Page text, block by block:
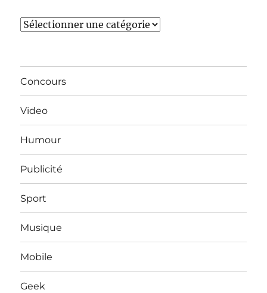
Catégories
Concours
Video
Humour
Publicité
Sport
Musique
Mobile
Geek